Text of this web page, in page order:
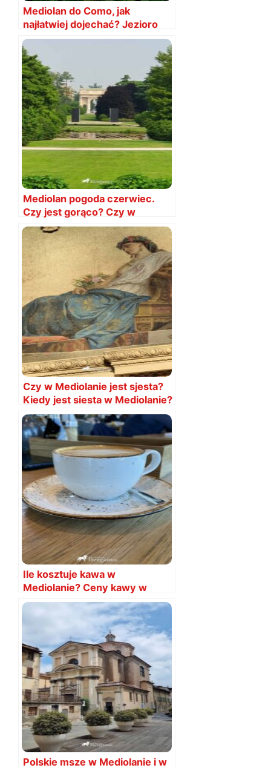
Mediolan do Como, jak
najłatwiej dojechać? Jezioro
Como z Mediolanu
Mediolan pogoda czerwiec.
Czy jest gorąco? Czy w
czerwcu warto lecieć?
Czy w Mediolanie jest sjesta?
Kiedy jest siesta w Mediolanie?
Ile kosztuje kawa w
Mediolanie? Ceny kawy w
2024 roku
Polskie msze w Mediolanie i w